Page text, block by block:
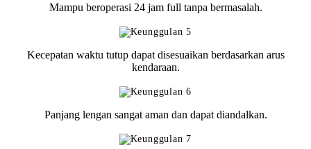
Mampu beroperasi 24 jam full tanpa bermasalah.
Kecepatan waktu tutup dapat disesuaikan berdasarkan arus
kendaraan.
Panjang lengan sangat aman dan dapat diandalkan.